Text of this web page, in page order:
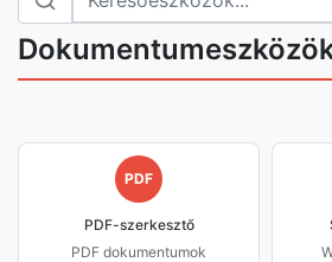
PDF
PDF-szerkesztő
PDF dokumentumok